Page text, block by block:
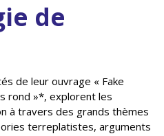
de
de leur ouvrage « Fake
rond »*, explorent les
à travers des grands thèmes
terreplatistes, arguments